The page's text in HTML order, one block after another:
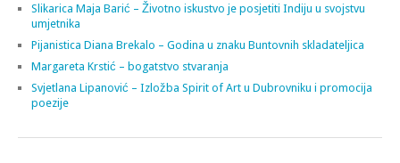
Slikarica Maja Barić – Životno iskustvo je posjetiti Indiju u svojstvu
umjetnika
Pijanistica Diana Brekalo – Godina u znaku Buntovnih skladateljica
Margareta Krstić – bogatstvo stvaranja
Svjetlana Lipanović – Izložba Spirit of Art u Dubrovniku i promocija
poezije